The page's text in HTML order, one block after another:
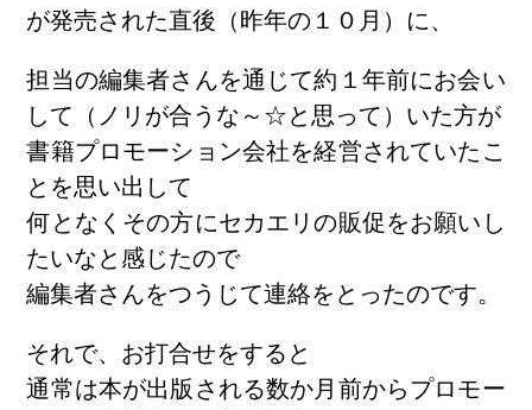
が発売された直後（昨年の１０月）に、
担当の編集者さんを通じて約１年前にお会い
して（ノリが合うな～☆と思って）いた方が
書籍プロモーション会社を経営されていたこ
とを思い出して
何となくその方にセカエリの販促をお願いし
たいなと感じたので
編集者さんをつうじて連絡をとったのです。
それで、お打合せをすると
通常は本が出版される数か月前からプロモー